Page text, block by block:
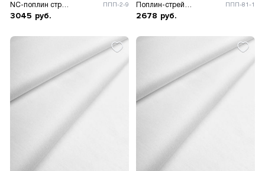
ППП-2-9
3045 руб.
ППП-81-1
2678 руб.